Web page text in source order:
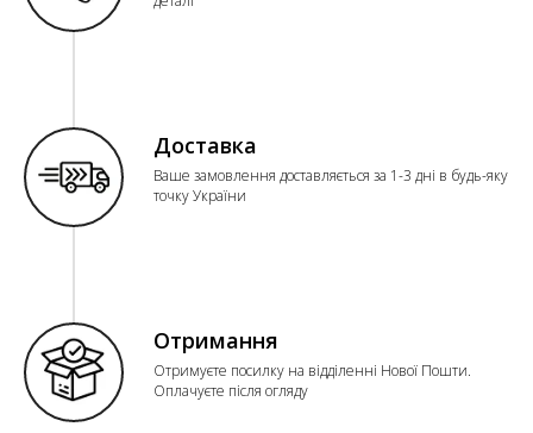
Доставка
Ваше замовлення доставляється за 1-3 дні в будь-яку
точку України
Отримання
Отримуєте посилку на відділенні Нової Пошти.
Оплачуєте після огляду